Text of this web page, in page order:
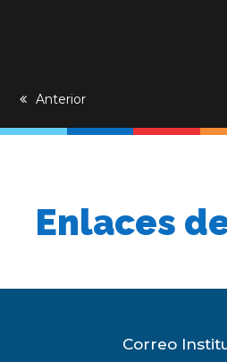
previous
Anterior
Enlaces
Correo